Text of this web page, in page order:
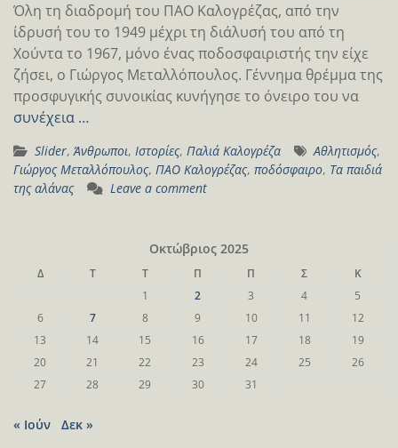
Όλη τη διαδρομή του ΠΑΟ Καλογρέζας, από την
ίδρυσή του το 1949 μέχρι τη διάλυσή του από τη
Χούντα το 1967, μόνο ένας ποδοσφαιριστής την είχε
ζήσει, ο Γιώργος Μεταλλόπουλος. Γέννημα θρέμμα της
προσφυγικής συνοικίας κυνήγησε το όνειρο του να
συνέχεια …
Slider,Άνθρωποι, Ιστορίες, Παλιά Καλογρέζα Αθλητισμός,
Γιώργος Μεταλλόπουλος, ΠΑΟ Καλογρέζας, ποδόσφαιρο, Τα παιδιά
της αλάνας
Leave a comment
Οκτώβριος 2025
Δ Τ Τ Π Π Σ
Κ
1
2 3 4
5
6
7 8 9 10 11
12
13
14 15 16 17 18
19
20
21 22 23 24 25
26
27
28 29 30 31
« Ιούν Δεκ »